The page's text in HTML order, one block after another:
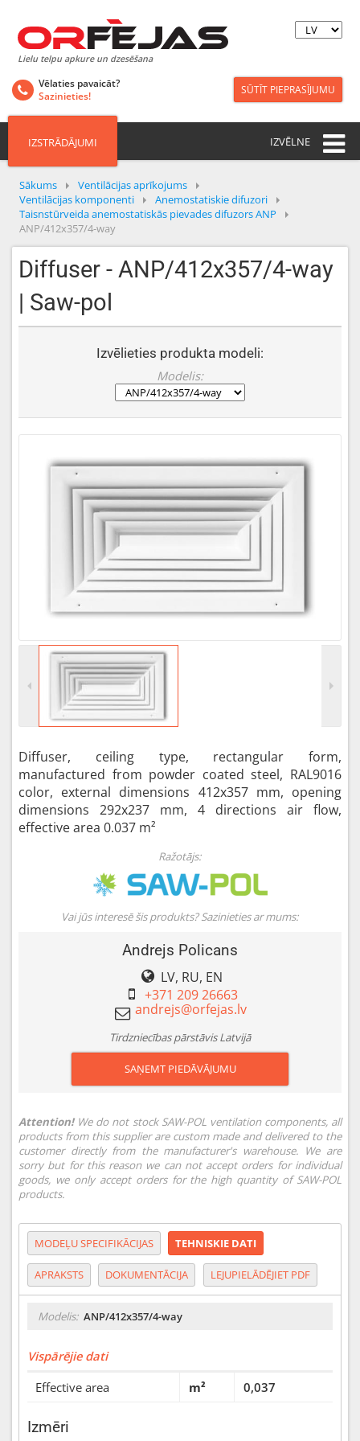
Lielu telpu apkure un dzesēšana
Vēlaties pavaicāt?
Sazinieties!
SŪTĪT PIEPRASĪJUMU
IZSTRĀDĀJUMI IZVĒLNE
Sākums
Ventilācijas aprīkojums
Ventilācijas komponenti
Anemostatiskie difuzori
Taisnstūrveida anemostatiskās pievades difuzors ANP
ANP/412x357/4-way
Diffuser - ANP/412x357/4-way
| Saw-pol
Izvēlieties produkta modeli:
Modelis:
Diffuser, ceiling type, rectangular form,
manufactured from powder coated steel, RAL9016
color, external dimensions 412x357 mm, opening
dimensions 292x237 mm, 4 directions air flow,
effective area 0.037 m²
Ražotājs:
Vai jūs interesē šis produkts? Sazinieties ar mums:
Andrejs Policans
LV, RU, EN
+371 209 26663
Tirdzniecības pārstāvis Latvijā
SAŅEMT PIEDĀVĀJUMU
Attention!We do not stock SAW-POL ventilation components, all
products from this supplier are custom made and delivered to the
customer directly from the manufacturer's warehouse. We are
sorry but for this reason we can not accept orders for individual
goods, we only accept orders for the high quantity of SAW-POL
products.
MODEĻU SPECIFIKĀCIJAS TEHNISKIE DATI
APRAKSTS DOKUMENTĀCIJA LEJUPIELĀDĒJIET PDF
Modelis: ANP/412x357/4-way
Vispārējie dati
Effective area
m² 0,037
Izmēri